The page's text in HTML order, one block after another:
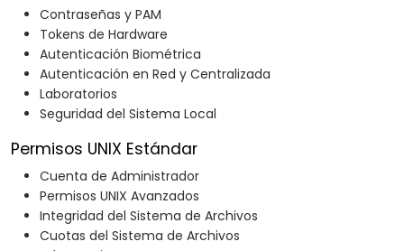
Contraseñas y PAM
Tokens de Hardware
Autenticación Biométrica
Autenticación en Red y Centralizada
Laboratorios
Seguridad del Sistema Local
Permisos UNIX Estándar
Cuenta de Administrador
Permisos UNIX Avanzados
Integridad del Sistema de Archivos
Cuotas del Sistema de Archivos